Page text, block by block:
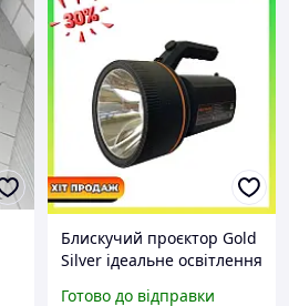
Блискучий проєктор Gold
Silver ідеальне освітлення
Готово до відправки